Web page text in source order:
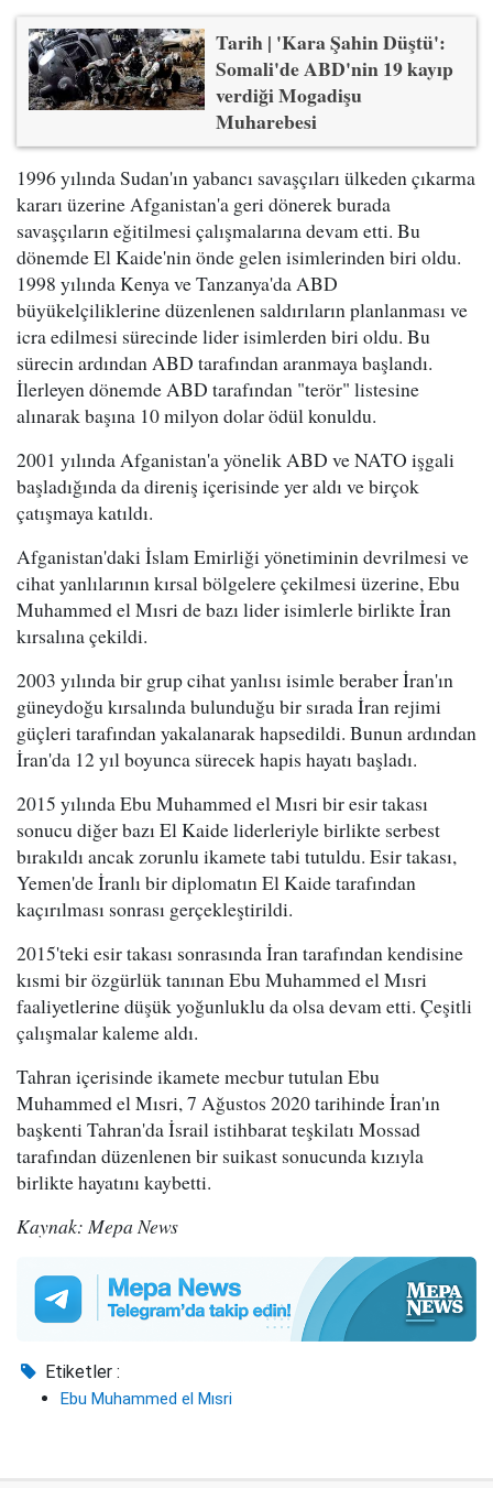
Tarih | 'Kara Şahin Düştü':
Somali'de ABD'nin 19 kayıp
verdiği Mogadişu
Muharebesi
1996 yılında Sudan'ın yabancı savaşçıları ülkeden çıkarma
kararı üzerine Afganistan'a geri dönerek burada
savaşçıların eğitilmesi çalışmalarına devam etti. Bu
dönemde El Kaide'nin önde gelen isimlerinden biri oldu.
1998 yılında Kenya ve Tanzanya'da ABD
büyükelçiliklerine düzenlenen saldırıların planlanması ve
icra edilmesi sürecinde lider isimlerden biri oldu. Bu
sürecin ardından ABD tarafından aranmaya başlandı.
İlerleyen dönemde ABD tarafından "terör" listesine
alınarak başına 10 milyon dolar ödül konuldu.
2001 yılında Afganistan'a yönelik ABD ve NATO işgali
başladığında da direniş içerisinde yer aldı ve birçok
çatışmaya katıldı.
Afganistan'daki İslam Emirliği yönetiminin devrilmesi ve
cihat yanlılarının kırsal bölgelere çekilmesi üzerine, Ebu
Muhammed el Mısri de bazı lider isimlerle birlikte İran
kırsalına çekildi.
2003 yılında bir grup cihat yanlısı isimle beraber İran'ın
güneydoğu kırsalında bulunduğu bir sırada İran rejimi
güçleri tarafından yakalanarak hapsedildi. Bunun ardından
İran'da 12 yıl boyunca sürecek hapis hayatı başladı.
2015 yılında Ebu Muhammed el Mısri bir esir takası
sonucu diğer bazı El Kaide liderleriyle birlikte serbest
bırakıldı ancak zorunlu ikamete tabi tutuldu. Esir takası,
Yemen'de İranlı bir diplomatın El Kaide tarafından
kaçırılması sonrası gerçekleştirildi.
2015'teki esir takası sonrasında İran tarafından kendisine
kısmi bir özgürlük tanınan Ebu Muhammed el Mısri
faaliyetlerine düşük yoğunluklu da olsa devam etti. Çeşitli
çalışmalar kaleme aldı.
Tahran içerisinde ikamete mecbur tutulan Ebu
Muhammed el Mısri, 7 Ağustos 2020 tarihinde İran'ın
başkenti Tahran'da İsrail istihbarat teşkilatı Mossad
tarafından düzenlenen bir suikast sonucunda kızıyla
birlikte hayatını kaybetti.
Kaynak: Mepa News
Etiketler :
Ebu Muhammed el Mısri